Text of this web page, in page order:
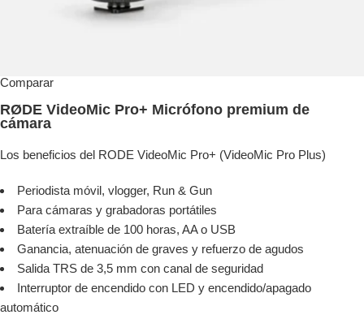
Comparar
RØDE VideoMic Pro+ Micrófono premium de
cámara
Los beneficios del RODE VideoMic Pro+ (VideoMic Pro Plus)
Periodista móvil, vlogger, Run & Gun
Para cámaras y grabadoras portátiles
Batería extraíble de 100 horas, AA o USB
Ganancia, atenuación de graves y refuerzo de agudos
Salida TRS de 3,5 mm con canal de seguridad
Interruptor de encendido con LED y encendido/apagado
automático